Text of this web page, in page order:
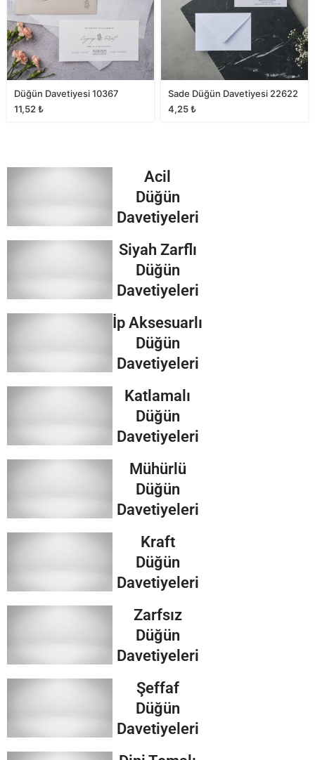
Düğün Davetiyesi 10367
11,52₺
Sade Düğün Davetiyesi 22622
4,25₺
Acil
Düğün
Davetiyeleri
Siyah Zarflı
Düğün
Davetiyeleri
İp Aksesuarlı
Düğün
Davetiyeleri
Katlamalı
Düğün
Davetiyeleri
Mühürlü
Düğün
Davetiyeleri
Kraft
Düğün
Davetiyeleri
Zarfsız
Düğün
Davetiyeleri
Şeffaf
Düğün
Davetiyeleri